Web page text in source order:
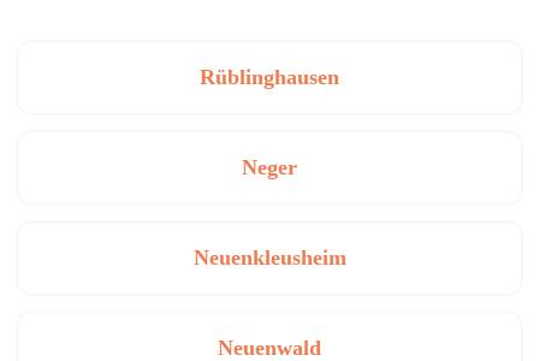
Rüblinghausen
Neger
Neuenkleusheim
Neuenwald